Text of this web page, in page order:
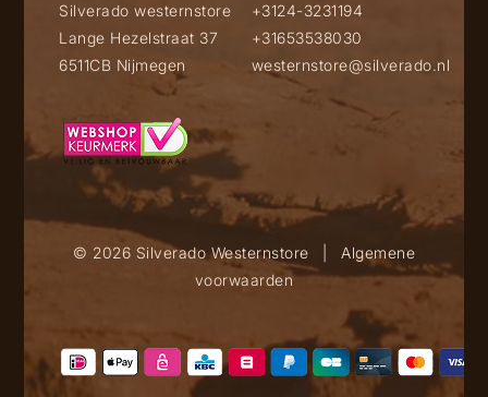
Silverado westernstore
Lange Hezelstraat 37
6511CB Nijmegen
+3124-3231194
+31653538030
westernstore@silverado.nl
© 2026 Silverado Westernstore
Algemene
voorwaarden